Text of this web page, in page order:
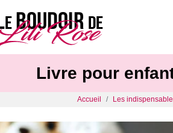
Livre pour
Accueil Les